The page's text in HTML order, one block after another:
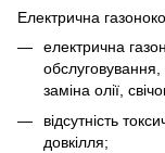
Електрична
електрична
обслуговування,
заміна олії,
відсутність
довкілля;